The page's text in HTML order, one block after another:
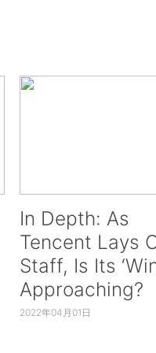
In Depth: As
Tencent Lays
Staff, Is Its
Approaching?
2022年04月01日